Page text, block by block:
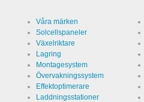
Våra märken
Solcellspaneler
Växelriktare
Lagring
Montagesystem
Övervakningssystem
Effektoptimerare
Laddningsstationer